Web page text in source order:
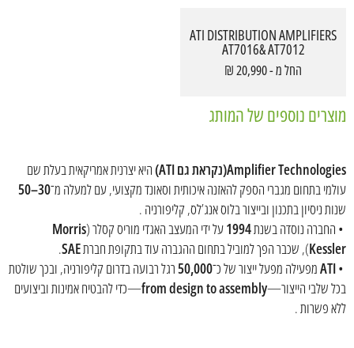
ATI DISTRIBUTION AMPLIFIERS
AT7016& AT7012
החל מ - 20,990 ₪
מוצרים נוספים של המותג
Amplifier Technologies(נקראת גם ATI)
היא יצרנית אמריקאית בעלת שם
עולמי בתחום מגברי הספק להאזנה איכותית וסאונד מקצועי, עם למעלה מ־30–50
שנות ניסיון בתכנון ובייצור בלוס אנג’לס, קליפורניה .
• החברה נוסדה בשנת1994על ידי המעצב האגדי מוריס קסלר (Morris
Kessler), שכבר הפך למוביל בתחום ההגברה עוד בתקופת חברתSAE
.
•
ATIמפעילה מפעל ייצור של כ־50,000רגל רבועה בדרום קליפורניה, ובכך שולטת
בכל שלבי הייצור—from design to assembly—כדי להבטיח אמינות וביצועים
ללא פשרות .